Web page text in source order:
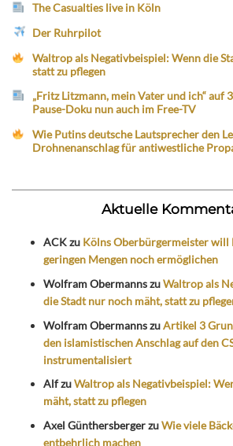
The Casualties live in Köln
Der Ruhrpilot
Waltrop als Negativbeispiel: Wenn die
statt zu pflegen
„Fritz Litzmann, mein Vater und ich“ auf
Pause-Doku nun auch im Free-TV
Wie Putins deutsche Lautsprecher den
Drohnenanschlag für antiwestliche
Aktuelle
ACKzu Kölns Oberbürgermeister will
geringen Mengen noch ermöglichen
Wolfram ObermannszuWaltrop als
die Stadt nur noch mäht, statt zu
Wolfram ObermannszuArtikel 3
den islamistischen Anschlag auf den
instrumentalisiert
AlfzuWaltrop als Negativbeispiel:
mäht, statt zu pflegen
Axel GünthersbergerzuWie viele
entbehrlich machen